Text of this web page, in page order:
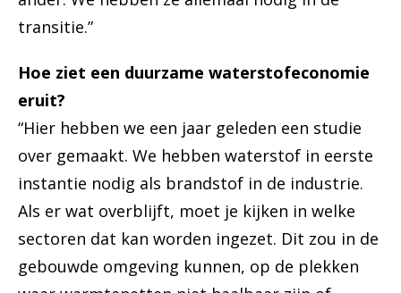
transitie.”
Hoe ziet een duurzame waterstofeconomie
eruit?
“Hier hebben we een jaar geleden een studie
over gemaakt. We hebben waterstof in eerste
instantie nodig als brandstof in de industrie.
Als er wat overblijft, moet je kijken in welke
sectoren dat kan worden ingezet. Dit zou in de
gebouwde omgeving kunnen, op de plekken